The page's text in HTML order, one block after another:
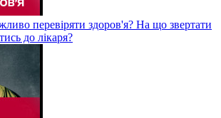
перевіряти здоров'я? На що звертати
до лікаря?